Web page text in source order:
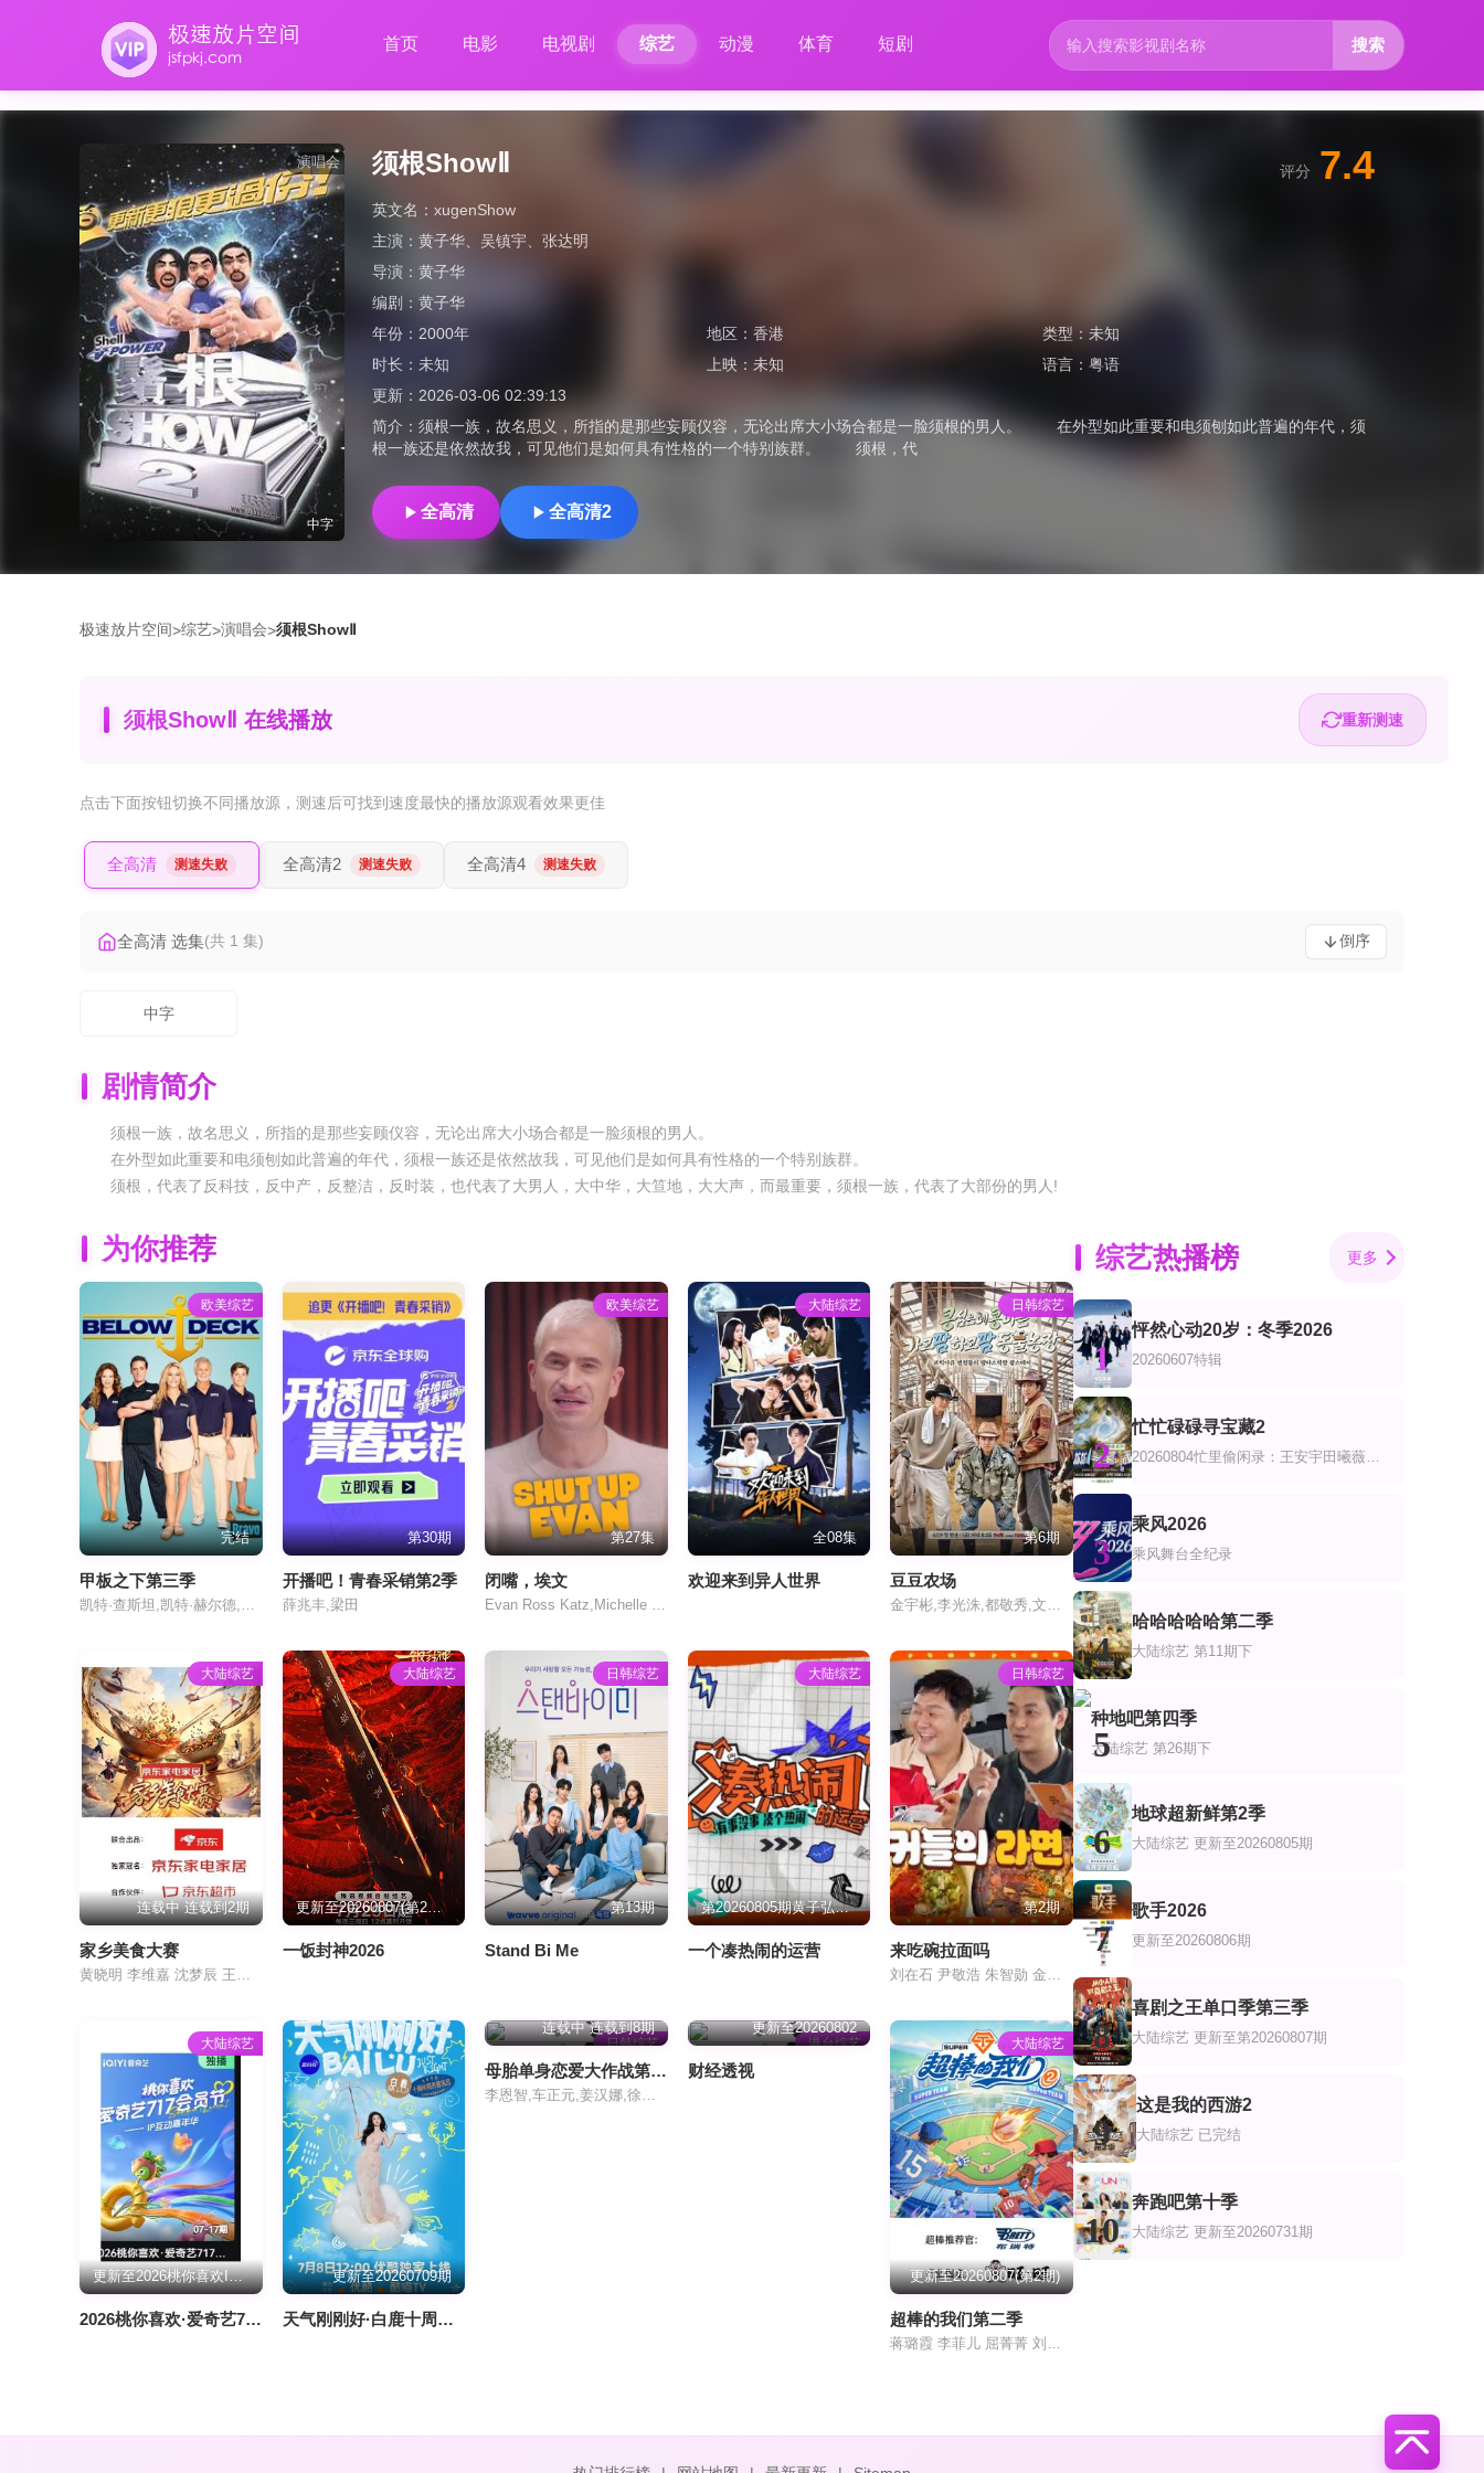
首页 电影 电视剧 综艺 动漫 体育 短剧 搜索
演唱会
中字
须根ShowⅡ
英文名： xugenShow
主演： 黄子华 吴镇宇
张达明
导演： 黄子华
编剧： 黄子华
年份： 2000年 地区：香港 类型： 未知
时长： 未知 上映：未知 语言： 粤语
更新： 2026-03-06 02:39:13
简介： 须根一族，故名思义，所指的是那些妄顾仪容，无论出席大小场合都是一脸须根的男人。 在外型如此重要和电须刨如此普遍的年代，须
根一族还是依然故我，可见他们是如何具有性格的一个特别族群。 须根，代
评分 7.4
全高清 全高清2
极速放片空间>综艺>演唱会>须根ShowⅡ
须根ShowⅡ 在线播放 重新测速
点击下面按钮切换不同播放源 ，测速后可找到速度最快的播放源观看效果更佳
全高清 测速失败 全高清2 测速失败 全高清4 测速失败
全高清 选集(共 1 集) 倒序
中字
剧情简介
须根一族，故名思义，所指的是那些妄顾仪容，无论出席大小场合都是一脸须根的男人。
在外型如此重要和电须刨如此普遍的年代，须根一族还是依然故我，可见他们是如何具有性格的一个特别族群。
须根，代表了反科技，反中产，反整洁，反时装，也代表了大男人，大中华，大笪地，大大声，而最重要，须根一族，代表了大部份的男人!
为你推荐
欧美综艺
完结
甲板之下第三季
凯特·查斯坦,凯特·赫尔德,艾米·约翰逊
第30期
开播吧！青春采销第2季
薛兆丰,梁田
欧美综艺
第27集
闭嘴，埃文
Evan Ross Katz,Michelle Buteau,Rachel Bloom
大陆综艺
全08集
欢迎来到异人世界
日韩综艺
第6期
豆豆农场
金宇彬,李光洙,都敬秀,文尚勋
大陆综艺
连载中 连载到2期
家乡美食大赛
大陆综艺
更新至20260807(第2期加更)
一饭封神2026
日韩综艺
第13期
Stand Bi Me
大陆综艺
第20260805期黄子弘凡深夜清唱《一点一滴》
一个凑热闹的运营
日韩综艺
第2期
来吃碗拉面吗
大陆综艺
更新至2026桃你喜欢IP互动嘉年华 田曦薇胡一天连线力推《天才，女友》
2026桃你喜欢·爱奇艺717会员节——IP互动嘉年华
更新至20260709期
天气刚刚好·白鹿十周年拾光音乐会
日韩综艺
连载中 连载到8期
母胎单身恋爱大作战第二季
港台综艺
更新至20260802
财经透视
大陆综艺
更新至20260807(第2期)
超棒的我们第二季
蒋璐霞 李菲儿 屈菁菁 刘维 吴俊霆 赵辰龙
综艺热播榜 更多
1
怦然心动20岁：冬季2026
20260607特辑
2
忙忙碌碌寻宝藏2
20260804忙里偷闲录：王安宇田曦薇共创
3
乘风2026
乘风舞台全纪录
4
哈哈哈哈哈第二季
大陆综艺 第11期下
5
种地吧第四季
大陆综艺 第26期下
6
地球超新鲜第2季
大陆综艺 更新至20260805期
7
歌手2026
更新至20260806期
8
喜剧之王单口季第三季
大陆综艺 更新至第20260807期
9
这是我的西游2
大陆综艺 已完结
10
奔跑吧第十季
大陆综艺 更新至20260731期